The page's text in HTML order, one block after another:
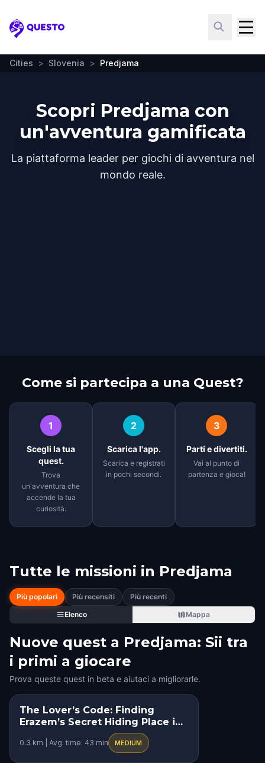
Questo
Cities > Slovenia > Predjama
Scopri Predjama con
un'avventura gamificata
La piattaforma leader per giochi di avventura nel
mondo reale.
Come si partecipa a una Quest?
1
Scegli la tua
quest.
Trova
un'avventura che
accende la tua
curiosità.
2
Scarica l'app.
Scarica e registrati
in pochi secondi.
3
Parti e divertiti.
Vai al punto di
partenza e gioca!
Tutte le missioni in Predjama
Più popolari Più recensiti
Più recenti
Elenco
Mappa
Nuove quest a Predjama: Sii tra
i primi a giocare
Prova queste quest in beta e aiutaci a migliorarle.
The Lover’s Code: Finding
Erazem’s Secret Hiding Place in
0.3 km | Avg. time: 43 min MEDIUM